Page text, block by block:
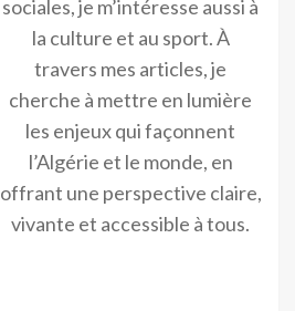
sociales, je m’intéresse aussi à
la culture et au sport. À
travers mes articles, je
cherche à mettre en lumière
les enjeux qui façonnent
l’Algérie et le monde, en
offrant une perspective claire,
vivante et accessible à tous.